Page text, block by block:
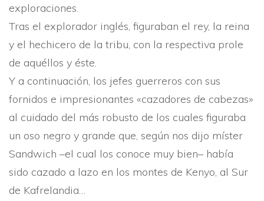
exploraciones.
Tras el explorador inglés, figuraban el rey, la reina
y el hechicero de la tribu, con la respectiva prole
de aquéllos y éste.
Y a continuación, los jefes guerreros con sus
fornidos e impresionantes «cazadores de cabezas»
al cuidado del más robusto de los cuales figuraba
un oso negro y grande que, según nos dijo mí­ster
Sandwich –el cual los conoce muy bien– habí­a
sido cazado a lazo en los montes de Kenyo, al Sur
de Kafrelandia…